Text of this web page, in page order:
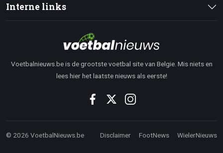
Interne links
Voetbalnieuws.be is de grootste voetbal site van Belgie. Mis niets en
lees hier het laatste nieuws als eerste!
© 2026 VoetbalNieuws.be Disclaimer FootNews WielerNieuws